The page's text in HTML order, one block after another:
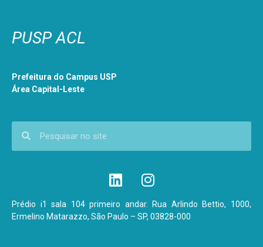
PUSP ACL
Prefeitura do Campus USP
Área Capital-Leste
Prédio i1 sala 104 primeiro andar. Rua Arlindo Bettio, 1000,
Ermelino Matarazzo, São Paulo – SP, 03828-000